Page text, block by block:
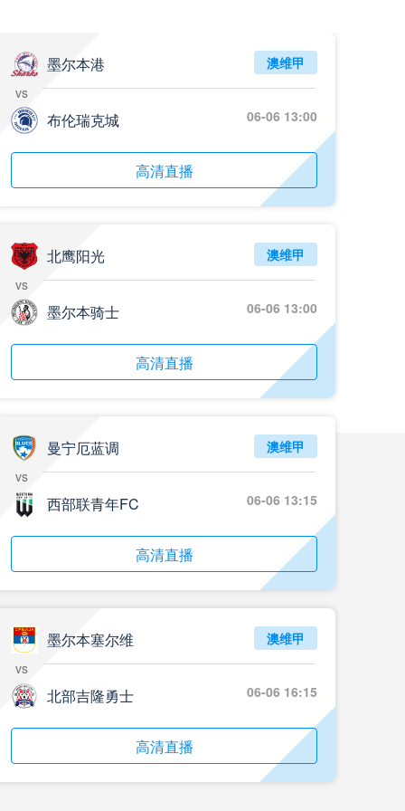
墨尔本港
vs
布伦瑞克城
澳维甲
06-06 13:00
高清直播
北鹰阳光
vs
墨尔本骑士
澳维甲
06-06 13:00
高清直播
曼宁厄蓝调
vs
西部联青年FC
澳维甲
06-06 13:15
高清直播
墨尔本塞尔维
vs
北部吉隆勇士
澳维甲
06-06 16:15
高清直播